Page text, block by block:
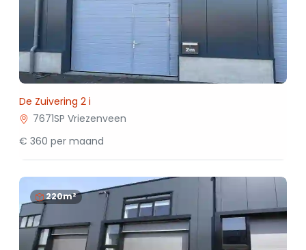
De Zuivering 2 i
7671SP Vriezenveen
€ 360 per maand
220m²